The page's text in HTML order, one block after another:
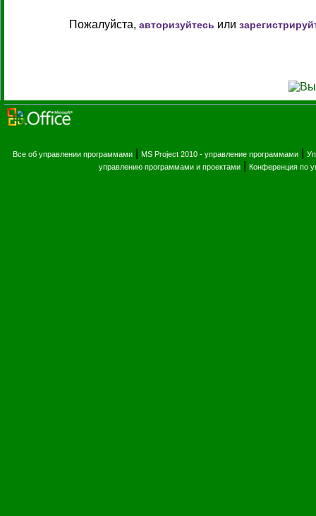
Пожалуйста, авторизуйтесь или
Все об управлении программами MS Project 2010 - управление программами
управлению программами и проектами| Конференция по